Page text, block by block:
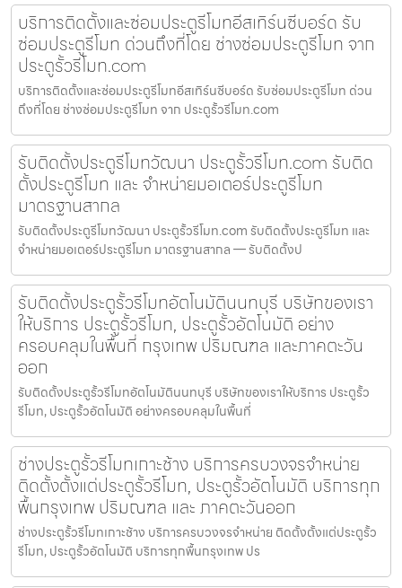
บริการติดตั้งและซ่อมประตูรีโมทอีสเทิร์นซีบอร์ด รับ
ซ่อมประตูรีโมท ด่วนถึงที่โดย ช่างซ่อมประตูรีโมท จาก
ประตูรั้วรีโมท.com
บริการติดตั้งและซ่อมประตูรีโมทอีสเทิร์นซีบอร์ด รับซ่อมประตูรีโมท ด่วน
ถึงที่โดย ช่างซ่อมประตูรีโมท จาก ประตูรั้วรีโมท.com
รับติดตั้งประตูรีโมทวัฒนา ประตูรั้วรีโมท.com รับติด
ตั้งประตูรีโมท และ จำหน่ายมอเตอร์ประตูรีโมท
มาตรฐานสากล
รับติดตั้งประตูรีโมทวัฒนา ประตูรั้วรีโมท.com รับติดตั้งประตูรีโมท และ
จำหน่ายมอเตอร์ประตูรีโมท มาตรฐานสากล — รับติดตั้งป
รับติดตั้งประตูรั้วรีโมทอัตโนมัตินนทบุรี บริษัทของเรา
ให้บริการ ประตูรั้วรีโมท, ประตูรั้วอัตโนมัติ อย่าง
ครอบคลุมในพื้นที่ กรุงเทพ ปริมณฑล และภาคตะวัน
ออก
รับติดตั้งประตูรั้วรีโมทอัตโนมัตินนทบุรี บริษัทของเราให้บริการ ประตูรั้ว
รีโมท, ประตูรั้วอัตโนมัติ อย่างครอบคลุมในพื้นที่
ช่างประตูรั้วรีโมทเกาะช้าง บริการครบวงจรจำหน่าย
ติดตั้งตั้งแต่ประตูรั้วรีโมท, ประตูรั้วอัตโนมัติ บริการทุก
พื้นกรุงเทพ ปริมณฑล และ ภาคตะวันออก
ช่างประตูรั้วรีโมทเกาะช้าง บริการครบวงจรจำหน่าย ติดตั้งตั้งแต่ประตูรั้ว
รีโมท, ประตูรั้วอัตโนมัติ บริการทุกพื้นกรุงเทพ ปร